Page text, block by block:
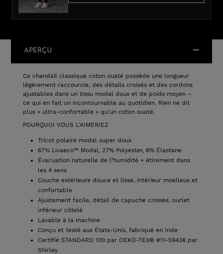
APERÇU
Ce chandail classique coton ouaté possède une longueur
légèrement raccourcie, des détails croisés et des cordons
ajustables dans un tissu modal doux et de poids moyen –
ce qui en fait un incontournable au quotidien. Rien ne dit
plus « ultra-confortable » qu’un coton ouaté.
POURQUOI VOUS L'AIMERIEZ
Tricot polaire modal super doux
67% Livaeco™ Modal, 27% Polyester, 6% Élastane
Évacuation naturelle de l’humidité + étirement dans
les 4 sens
Couche extérieure douce et lisse, intérieur moelleux et
confortable
Ajustement facile, détail de capuche croisée, ourlet
inférieur côtelé
Lavable à la machine
Conçu et testé aux États-Unis, fabriqué en Inde
Certifié STANDARD 100 par OEKO-TEX® #11-59436 par
Shirley